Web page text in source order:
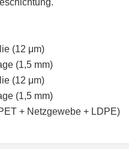
(12 μm)
(1,5 mm)
(12 μm)
(1,5 mm)
+ Netzgewebe + LDPE)